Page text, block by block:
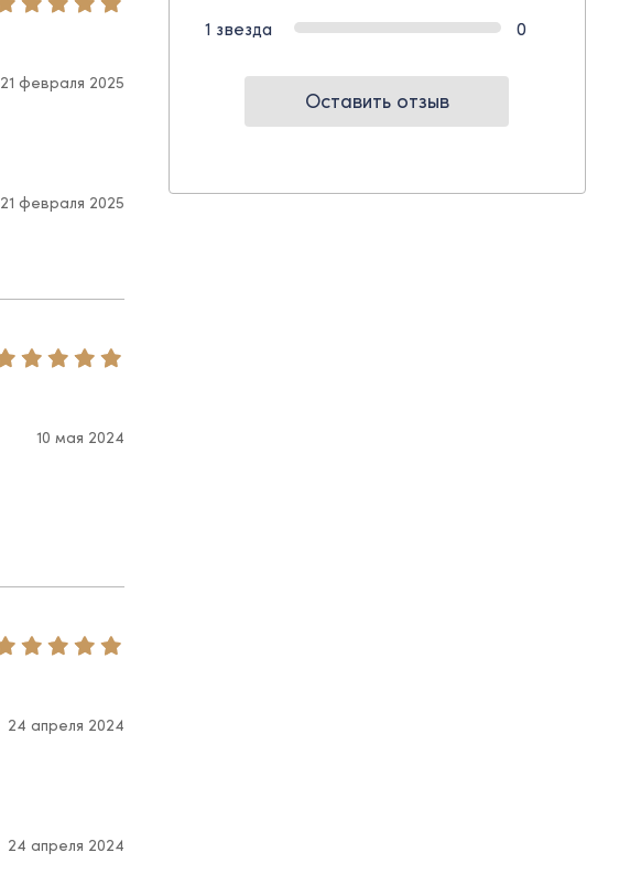
1 звезда
0
Оставить отзыв
21 февраля 2025
21 февраля 2025
10 мая 2024
24 апреля 2024
24 апреля 2024